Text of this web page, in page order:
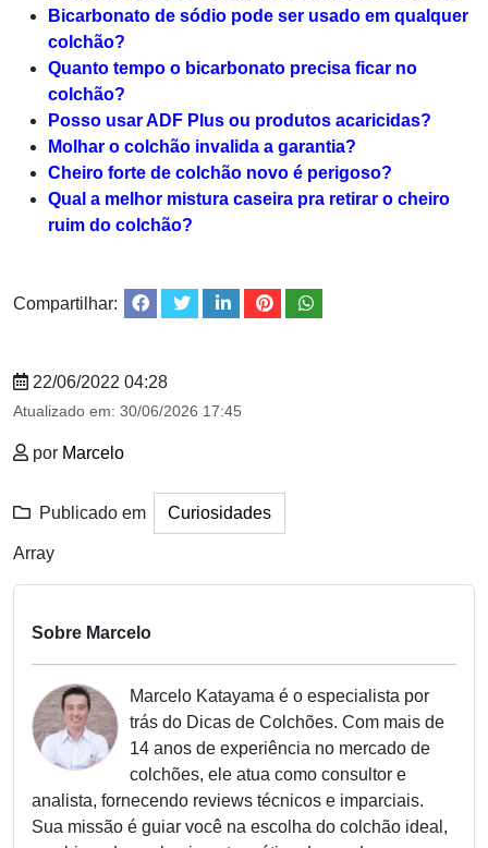
Bicarbonato de sódio pode ser usado em qualquer
colchão?
Quanto tempo o bicarbonato precisa ficar no
colchão?
Posso usar ADF Plus ou produtos acaricidas?
Molhar o colchão invalida a garantia?
Cheiro forte de colchão novo é perigoso?
Qual a melhor mistura caseira pra retirar o cheiro
ruim do colchão?
Compartilhar:
22/06/2022 04:28
Atualizado em: 30/06/2026 17:45
por Marcelo
Publicado em Curiosidades
Array
Sobre Marcelo
Marcelo Katayama é o especialista por
trás do Dicas de Colchões. Com mais de
14 anos de experiência no mercado de
colchões, ele atua como consultor e
analista, fornecendo reviews técnicos e imparciais.
Sua missão é guiar você na escolha do colchão ideal,